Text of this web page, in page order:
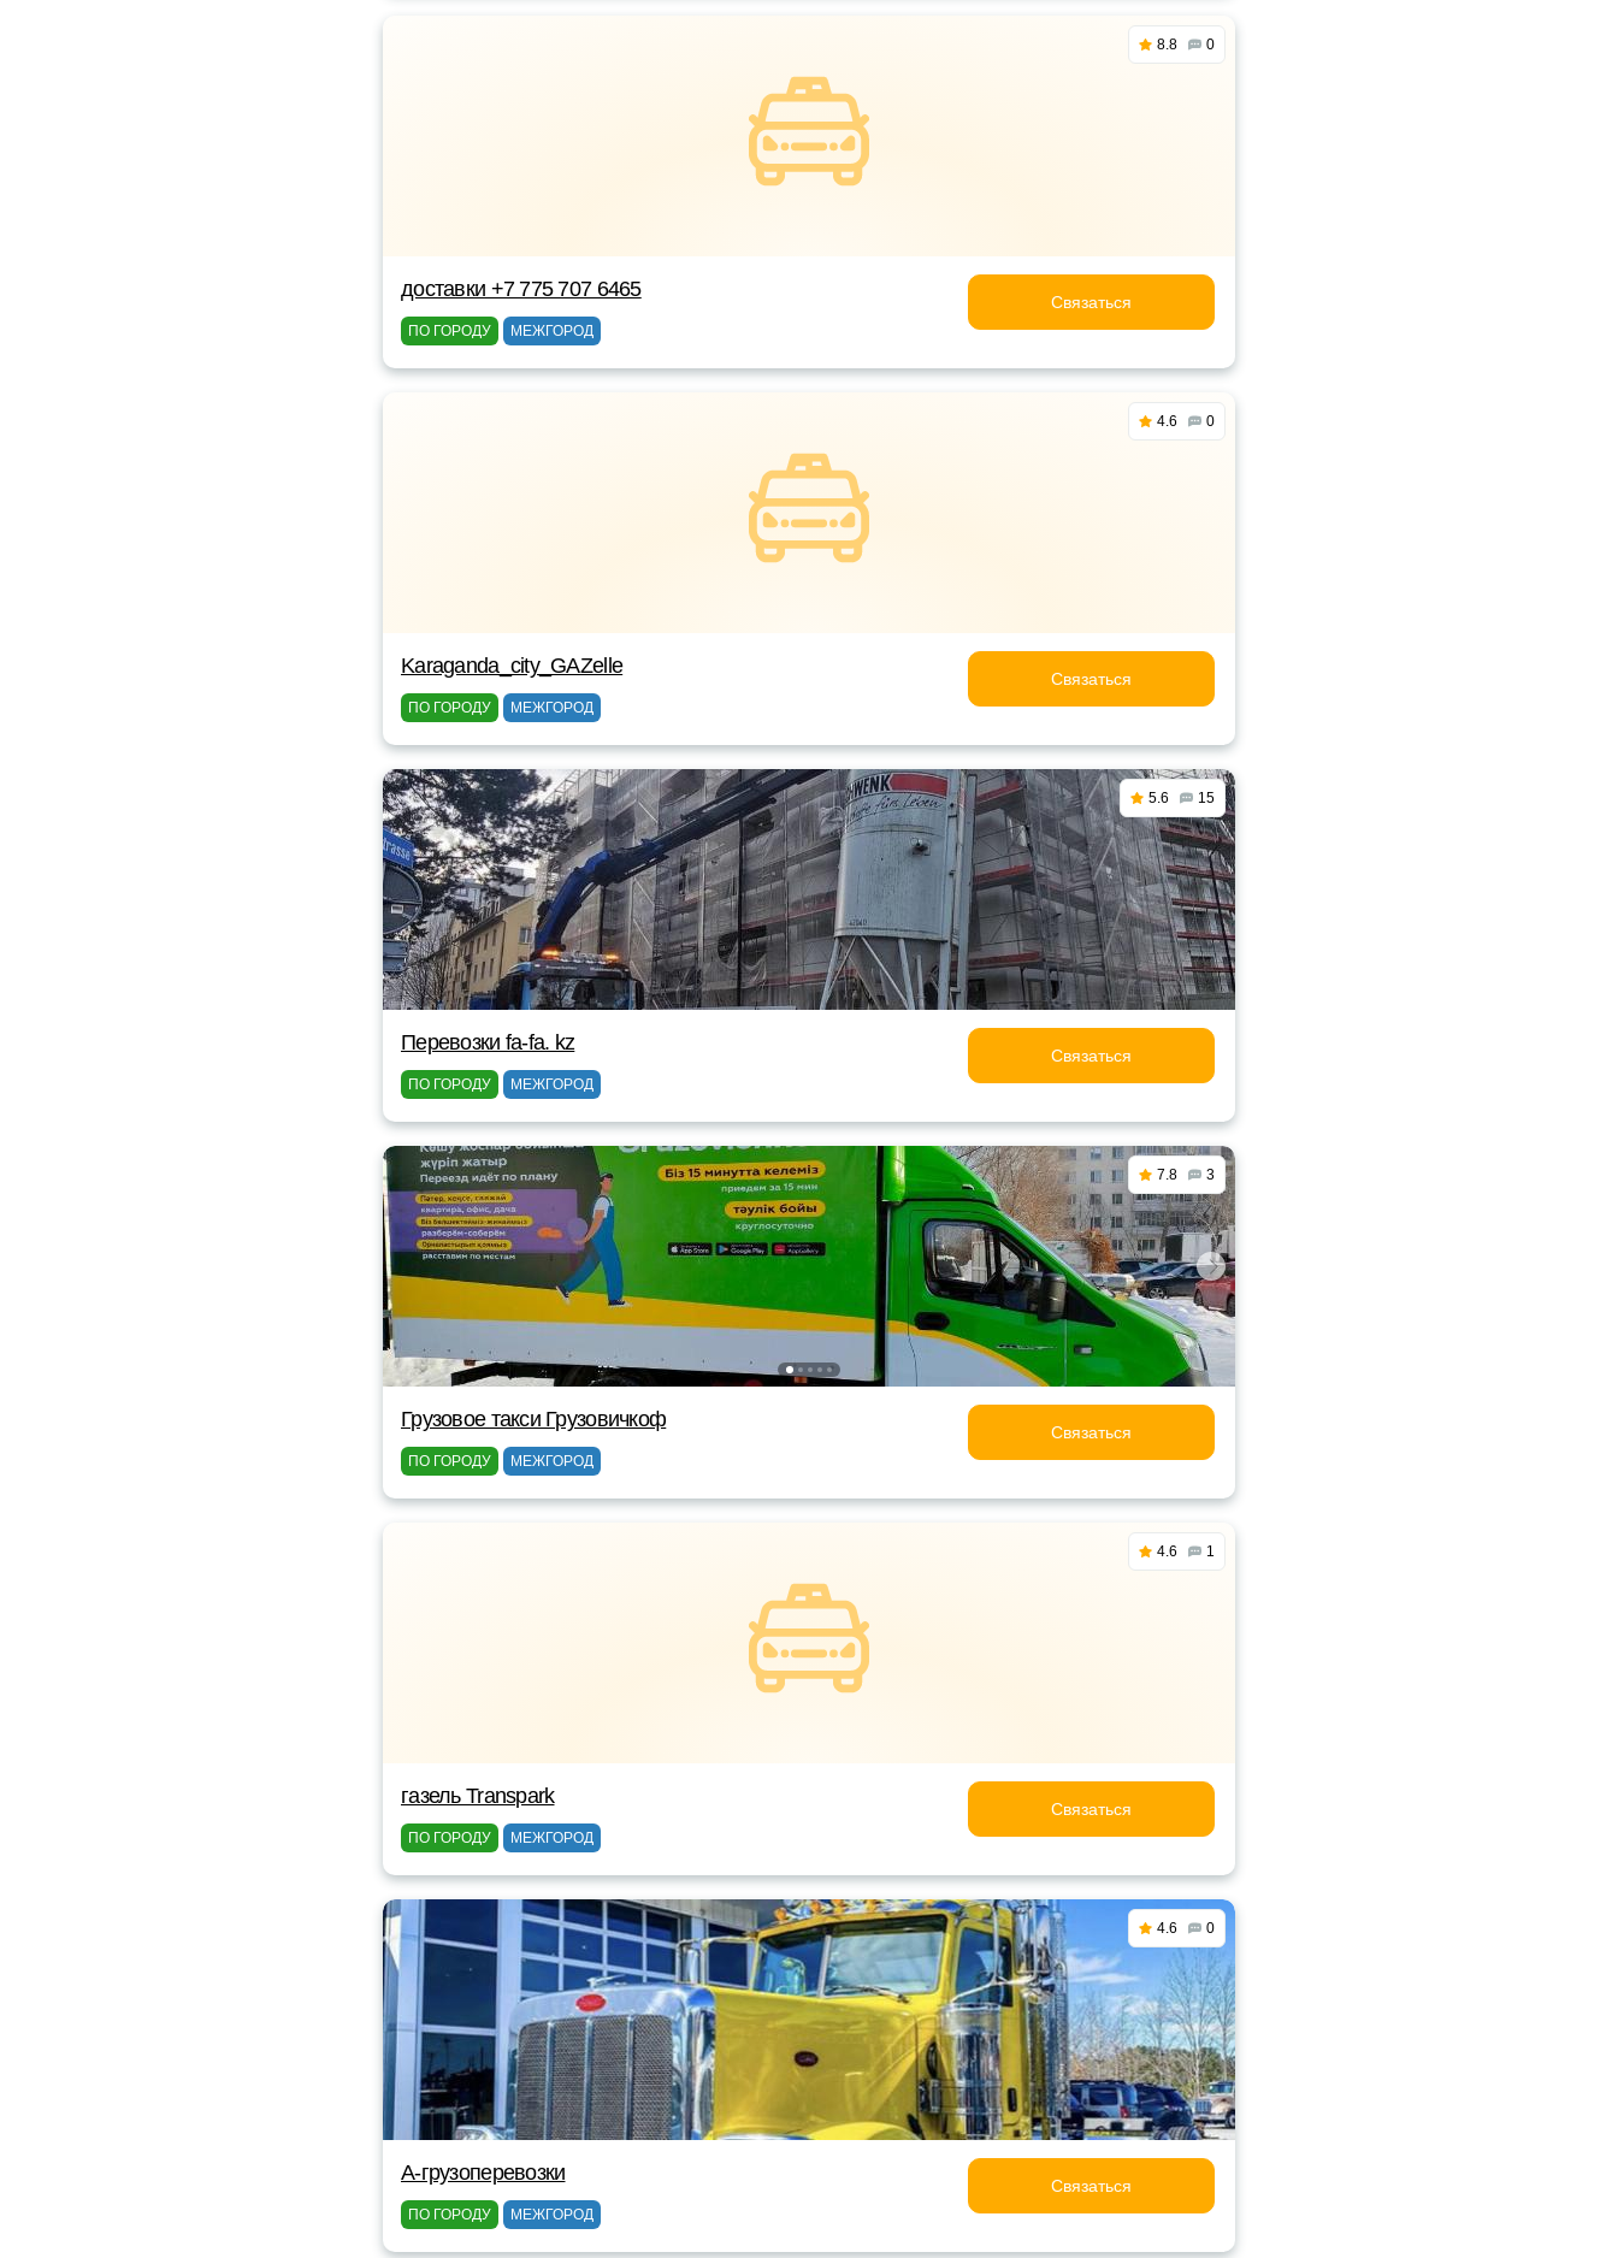
8.8 0
доставки +7 775 707 6465
ПО ГОРОДУ МЕЖГОРОД
Связаться
4.6 0
Karaganda_city_GAZelle
ПО ГОРОДУ МЕЖГОРОД
Связаться
5.6 15
Перевозки fa-fa. kz
ПО ГОРОДУ МЕЖГОРОД
Связаться
7.8 3
Грузовое такси Грузовичкоф
ПО ГОРОДУ МЕЖГОРОД
Связаться
4.6 1
газель Transpark
ПО ГОРОДУ МЕЖГОРОД
Связаться
4.6 0
A-грузоперевозки
ПО ГОРОДУ МЕЖГОРОД
Связаться